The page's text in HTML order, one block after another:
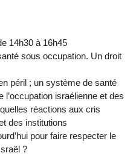
14h30 à 16h45
sous occupation. Un droit
péril ; un système de santé
l’occupation israélienne et des
réactions aux cris
des institutions
pour faire respecter le
?